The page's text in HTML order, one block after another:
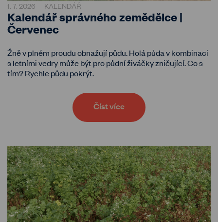
1. 7. 2026 KALENDÁŘ
Kalendář správného zemědělce |
Červenec
Žně v plném proudu obnažují půdu. Holá půda v kombinaci
s letními vedry může být pro půdní živáčky zničující. Co s
tím? Rychle půdu pokrýt.
Číst více